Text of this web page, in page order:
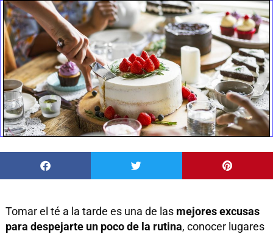
Tomar el té a la tarde es una de las mejores excusas
para despejarte un poco de la rutina, conocer lugares